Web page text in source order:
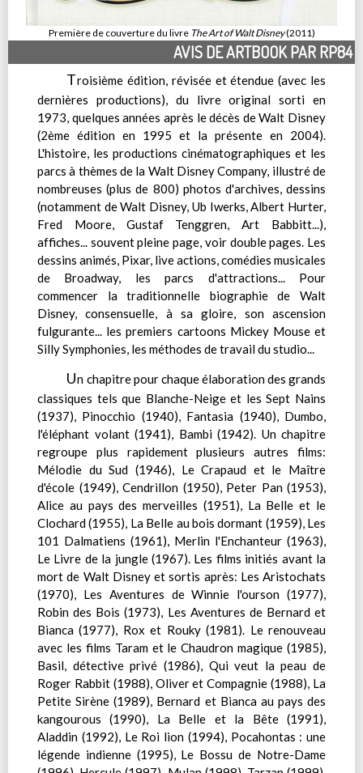
Première de couverture du livre The Art of Walt Disney(2011)
AVIS DE ARTBOOK PAR RP84
Troisième édition, révisée et étendue (avec les
dernières productions), du livre original sorti en
1973, quelques années après le décès de Walt Disney
(2ème édition en 1995 et la présente en 2004).
L'histoire, les productions cinématographiques et les
parcs à thèmes de la Walt Disney Company, illustré de
nombreuses (plus de 800) photos d'archives, dessins
(notamment de Walt Disney, Ub Iwerks, Albert Hurter,
Fred Moore, Gustaf Tenggren, Art Babbitt...),
affiches... souvent pleine page, voir double pages. Les
dessins animés, Pixar, live actions, comédies musicales
de Broadway, les parcs d'attractions... Pour
commencer la traditionnelle biographie de Walt
Disney, consensuelle, à sa gloire, son ascension
fulgurante... les premiers cartoons Mickey Mouse et
Silly Symphonies, les méthodes de travail du studio...
Un chapitre pour chaque élaboration des grands
classiques tels que Blanche-Neige et les Sept Nains
(1937), Pinocchio (1940), Fantasia (1940), Dumbo,
l'éléphant volant (1941), Bambi (1942). Un chapitre
regroupe plus rapidement plusieurs autres films:
Mélodie du Sud (1946), Le Crapaud et le Maître
d'école (1949), Cendrillon (1950), Peter Pan (1953),
Alice au pays des merveilles (1951), La Belle et le
Clochard (1955), La Belle au bois dormant (1959), Les
101 Dalmatiens (1961), Merlin l'Enchanteur (1963),
Le Livre de la jungle (1967). Les films initiés avant la
mort de Walt Disney et sortis après: Les Aristochats
(1970), Les Aventures de Winnie l'ourson (1977),
Robin des Bois (1973), Les Aventures de Bernard et
Bianca (1977), Rox et Rouky (1981). Le renouveau
avec les films Taram et le Chaudron magique (1985),
Basil, détective privé (1986), Qui veut la peau de
Roger Rabbit (1988), Oliver et Compagnie (1988), La
Petite Sirène (1989), Bernard et Bianca au pays des
kangourous (1990), La Belle et la Bête (1991),
Aladdin (1992), Le Roi lion (1994), Pocahontas : une
légende indienne (1995), Le Bossu de Notre-Dame